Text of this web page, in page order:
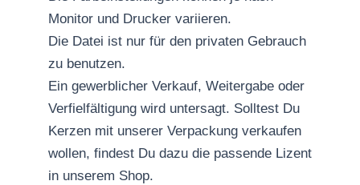
Monitor und Drucker variieren.
Die Datei ist nur für den privaten Gebrauch
zu benutzen.
Ein gewerblicher Verkauf, Weitergabe oder
Verfielfältigung wird untersagt. Solltest Du
Kerzen mit unserer Verpackung verkaufen
wollen, findest Du dazu die passende Lizent
in unserem Shop.